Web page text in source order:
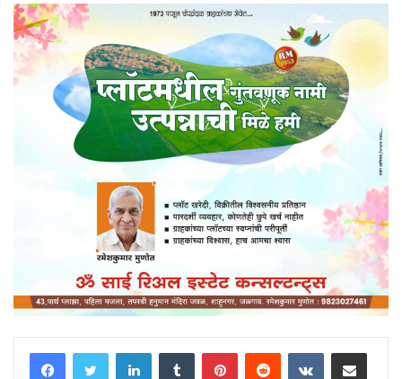
LinkedInTumblr PinterestReddit VKontakteShare via Email